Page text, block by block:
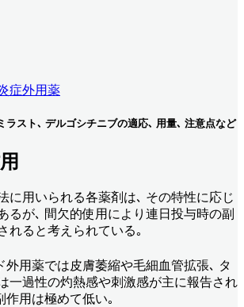
症外用薬
ラスト､ デルゴシチニブの適応､ 用量､ 注意点など
に用いられる各薬剤は､ その特性に応じ
るが､ 間欠的使用により連日投与時の副
れると考えられている｡
外用薬では皮膚萎縮や毛細血管拡張､ タ
一過性の灼熱感や刺激感が主に報告され
作用は極めて低い｡